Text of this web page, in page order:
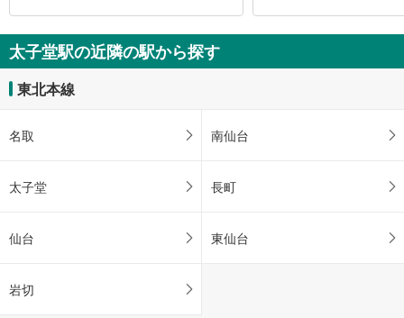
太子堂駅の近隣の駅から探す
東北本線
名取 南仙台
太子堂 長町
仙台 東仙台
岩切